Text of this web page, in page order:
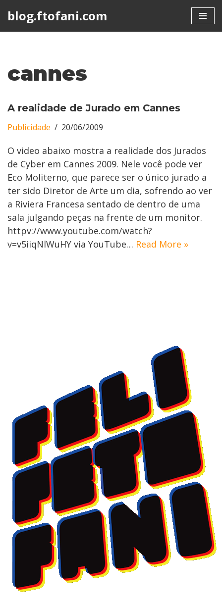
blog.ftofani.com
cannes
A realidade de Jurado em Cannes
Publicidade 20/06/2009
O video abaixo mostra a realidade dos Jurados
de Cyber em Cannes 2009. Nele você pode ver
Eco Moliterno, que parece ser o único jurado a
ter sido Diretor de Arte um dia, sofrendo ao ver
a Riviera Francesa sentado de dentro de uma
sala julgando peças na frente de um monitor.
httpv://www.youtube.com/watch?
v=v5iiqNlWuHY via YouTube… Read More »